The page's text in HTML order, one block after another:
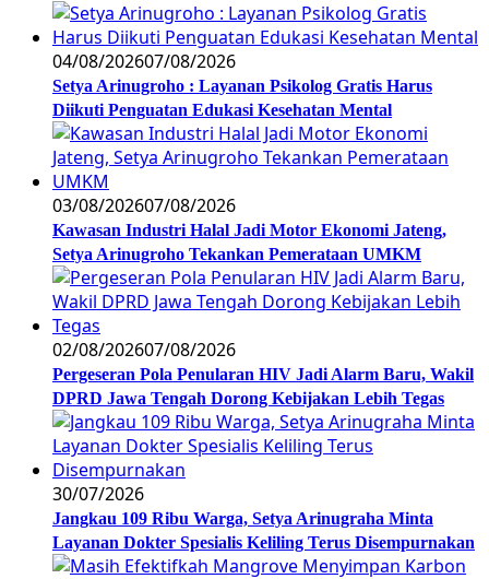
04/08/202607/08/2026
Setya Arinugroho : Layanan Psikolog Gratis Harus
Diikuti Penguatan Edukasi Kesehatan Mental
03/08/202607/08/2026
Kawasan Industri Halal Jadi Motor Ekonomi Jateng,
Setya Arinugroho Tekankan Pemerataan UMKM
02/08/202607/08/2026
Pergeseran Pola Penularan HIV Jadi Alarm Baru, Wakil
DPRD Jawa Tengah Dorong Kebijakan Lebih Tegas
30/07/2026
Jangkau 109 Ribu Warga, Setya Arinugraha Minta
Layanan Dokter Spesialis Keliling Terus Disempurnakan